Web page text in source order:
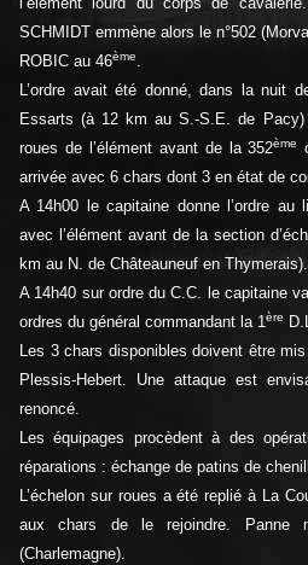
SCHMIDT emmène alors le n°502
ROBIC au 46ème.
L’ordre avait été donné, dans la nuit
Essarts (à 12 km au S.-S.E. de
roues de l’élément avant de la 352ème
arrivée avec 6 chars dont 3 en état de
A 14h00 le capitaine donne l’ordre au
avec l’élément avant de la section
km au N. de Châteauneuf en Thymerais).
A 14h40 sur ordre du C.C. le capitaine
ordres du général commandant la 1ère
Les 3 chars disponibles doivent être
Plessis-Hebert. Une attaque est
renoncé.
Les équipages procèdent à des
réparations : échange de patins de
L’échelon sur roues a été replié à La
aux chars de le rejoindre. Panne
(Charlemagne).